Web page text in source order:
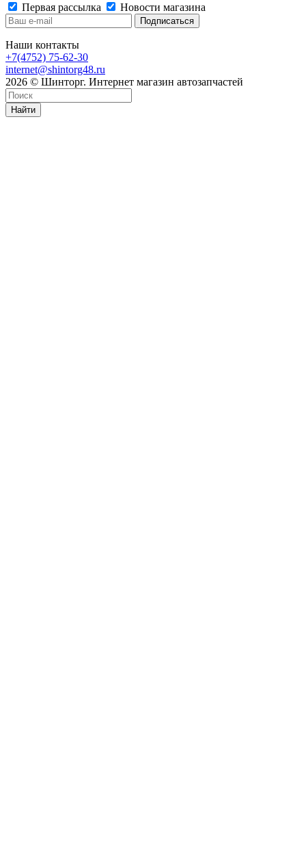
Первая рассылка
Новости магазина
Наши контакты
+7(4752) 75-62-30
internet@shintorg48.ru
2026 © Шинторг. Интернет магазин автозапчастей
Найти